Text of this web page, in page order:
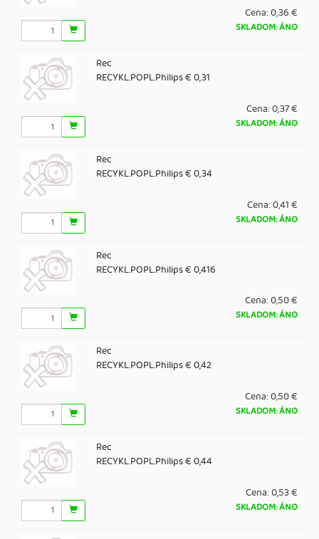
Cena:0,36 €
SKLADOM: ÁNO
Rec
RECYKL.POPL.Philips € 0,31
Cena:0,37 €
SKLADOM: ÁNO
Rec
RECYKL.POPL.Philips € 0,34
Cena:0,41 €
SKLADOM: ÁNO
Rec
RECYKL.POPL.Philips € 0,416
Cena:0,50 €
SKLADOM: ÁNO
Rec
RECYKL.POPL.Philips € 0,42
Cena:0,50 €
SKLADOM: ÁNO
Rec
RECYKL.POPL.Philips € 0,44
Cena:0,53 €
SKLADOM: ÁNO